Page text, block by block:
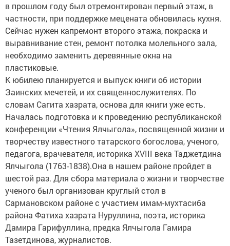
в прошлом году был отремонтирован первый этаж, в
частности, при поддержке мецената обновилась кухня.
Сейчас нужен капремонт второго этажа, покраска и
выравнивание стен, ремонт потолка молельного зала,
необходимо заменить деревянные окна на
пластиковые.
К юбилею планируется и выпуск книги об истории
Заинских мечетей, и их священнослужителях. По
словам Сагита хазрата, основа для книги уже есть.
Началась подготовка и к проведению республиканской
конференции «Чтения Ялчыгола», посвященной жизни и
творчеству известного татарского богослова, ученого,
педагога, врачевателя, историка XVIII века Таджетдина
Ялчыгола (1763-1838).Она в нашем районе пройдет в
шестой раз. Для сбора материала о жизни и творчестве
ученого был организован круглый стол в
Сармановском районе с участием имам-мухтасиба
района Фатиха хазрата Нуруллина, поэта, историка
Дамира Гарифуллина, предка Ялчыгола Гамира
Тазетдинова, журналистов.